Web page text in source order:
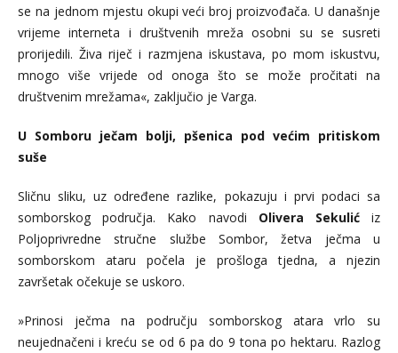
se na jednom mjestu okupi veći broj proizvođača. U današnje
vrijeme interneta i društvenih mreža osobni su se susreti
prorijedili. Živa riječ i razmjena iskustava, po mom iskustvu,
mnogo više vrijede od onoga što se može pročitati na
društvenim mrežama«, zaključio je Varga.
U Somboru ječam bolji, pšenica pod većim pritiskom
suše
Sličnu sliku, uz određene razlike, pokazuju i prvi podaci sa
somborskog područja. Kako navodi Olivera Sekulićiz
Poljoprivredne stručne službe Sombor, žetva ječma u
somborskom ataru počela je prošloga tjedna, a njezin
završetak očekuje se uskoro.
»Prinosi ječma na području somborskog atara vrlo su
neujednačeni i kreću se od 6 pa do 9 tona po hektaru. Razlog